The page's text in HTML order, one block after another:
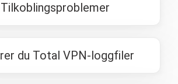
du Total VPN-loggfiler